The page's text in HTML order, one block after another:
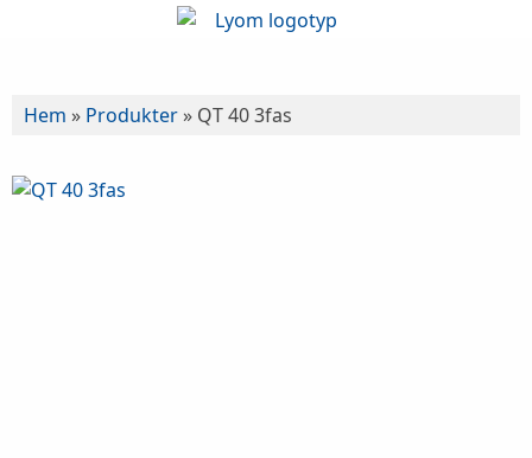
Hem » Produkter » QT 40 3fas